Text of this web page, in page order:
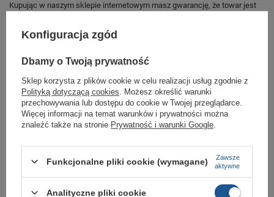
Kupując w naszym sklepie internetowym masz gwarancję, że towar jest
oryginalny i pochodzi z oficjalnej sieci dystrybucyjnej.
W ciągu 30 dni możesz dokonać zwrotu bądź wymiany towaru bez
podania przyczyny.
Marka New Balance
Symbol M880Y11
Gwarancja Gwarancja
szare
Materiał zewnętrzny tkanina
Konfiguracja zgód
Dbamy o Twoją prywatność
Sklep korzysta z plików cookie w celu realizacji usług zgodnie z
Polityką dotyczącą cookies . Możesz określić warunki
przechowywania lub dostępu do cookie w Twojej przeglądarce.
Więcej informacji na temat warunków i prywatności można
znaleźć także na stronie Prywatność i warunki Google
Funkcjonalne pliki cookie (wymagane)
Zawsze
aktywne
Analityczne pliki cookie